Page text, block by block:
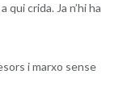
qui crida. Ja n’hi ha
i marxo sense